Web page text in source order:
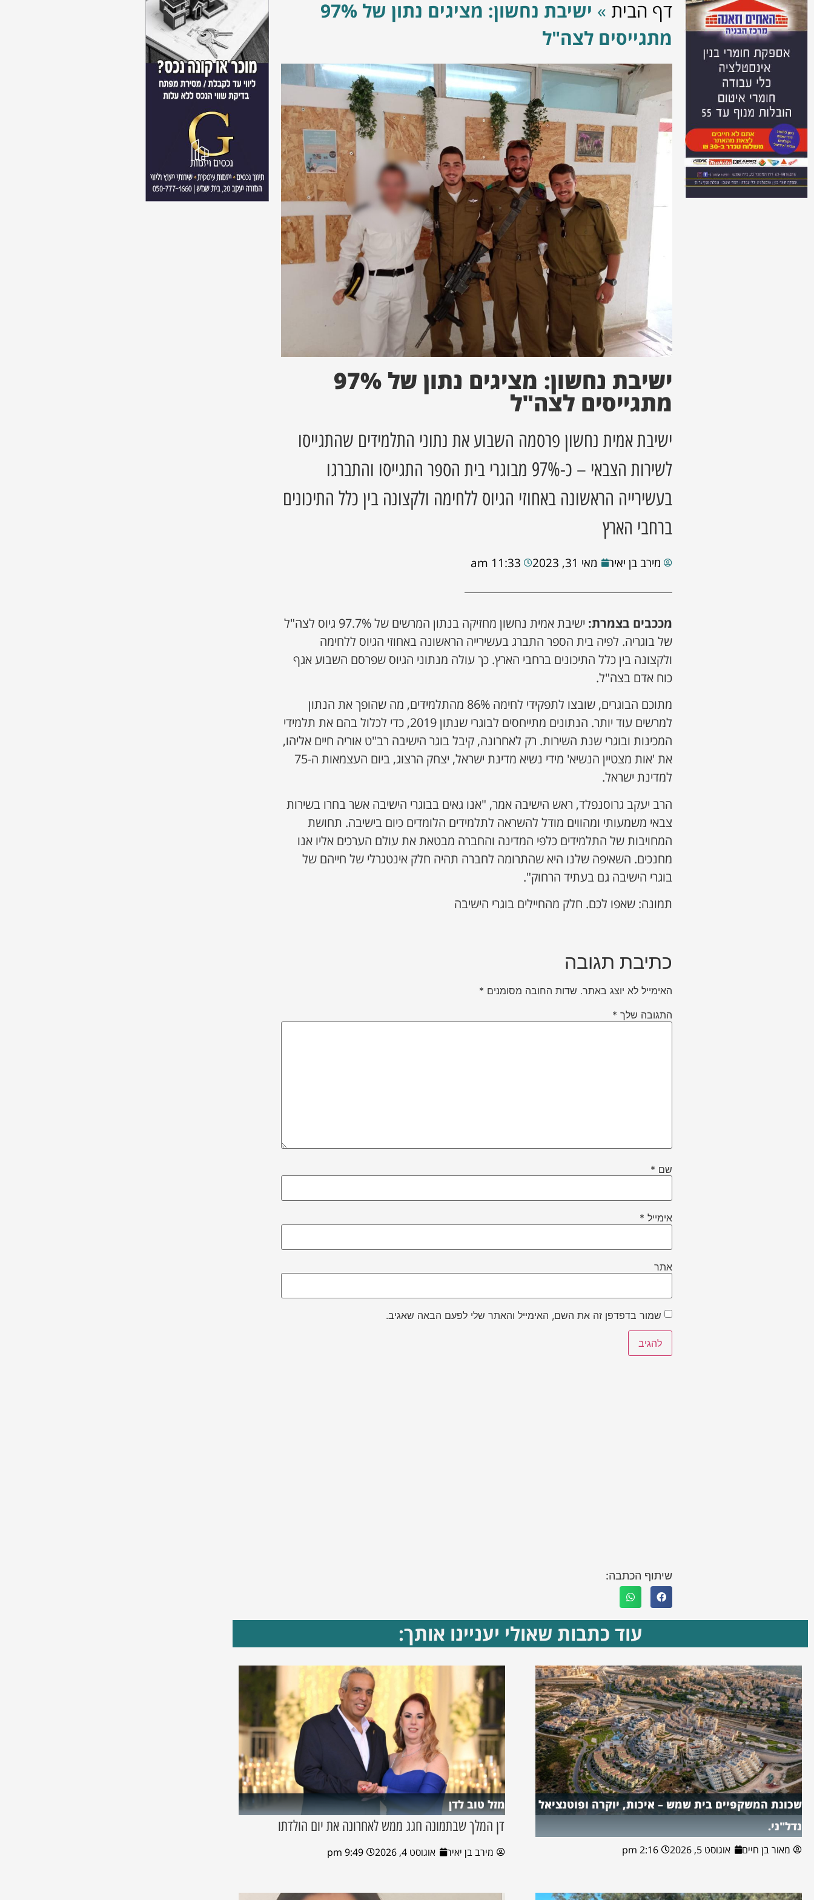
דף הבית »
ישיבת נחשון: מציגים נתון של 97%
מתגייסים לצה"ל
ישיבת נחשון: מציגים נתון של 97%
מתגייסים לצה"ל
ישיבת אמית נחשון פרסמה השבוע את נתוני התלמידים שהתגייסו
לשירות הצבאי – כ-97% מבוגרי בית הספר התגייסו והתברגו
בעשירייה הראשונה באחוזי הגיוס ללחימה ולקצונה בין כלל התיכונים
ברחבי הארץ
מירב בן יאיר מאי 31, 2023 11:33 am
מככבים בצמרת:
ישיבת אמית נחשון מחזיקה בנתון המרשים של 97.7% גיוס לצה"ל
של בוגריה. לפיה בית הספר התברג בעשירייה הראשונה באחוזי הגיוס ללחימה
ולקצונה בין כלל התיכונים ברחבי הארץ. כך עולה מנתוני הגיוס שפרסם השבוע אגף
כוח אדם בצה"ל.
מתוכם הבוגרים, שובצו לתפקידי לחימה 86% מהתלמידים, מה שהופך את הנתון
למרשים עוד יותר. הנתונים מתייחסים לבוגרי שנתון 2019, כדי לכלול בהם את תלמידי
המכינות ובוגרי שנת השירות. רק לאחרונה, קיבל בוגר הישיבה רב"ט אוריה חיים אליהו,
את 'אות מצטיין הנשיא' מידי נשיא מדינת ישראל, יצחק הרצוג, ביום העצמאות ה-75
למדינת ישראל.
הרב יעקב גרוסנפלד, ראש הישיבה אמר, "אנו גאים בבוגרי הישיבה אשר בחרו בשירות
צבאי משמעותי ומהווים מודל להשראה לתלמידים הלומדים כיום בישיבה. תחושת
המחויבות של התלמידים כלפי המדינה והחברה מבטאת את עולם הערכים אליו אנו
מחנכים. השאיפה שלנו היא שהתרומה לחברה תהיה חלק אינטגרלי של חייהם של
בוגרי הישיבה גם בעתיד הרחוק".
תמונה: שאפו לכם. חלק מהחיילים בוגרי הישיבה
כתיבת תגובה
האימייל לא יוצג באתר. שדות החובה מסומנים *
התגובה שלך *
שם *
אימייל *
אתר
שמור בדפדפן זה את השם, האימייל והאתר שלי לפעם הבאה שאגיב.
שיתוף הכתבה:
עוד כתבות שאולי יעניינו אותך:
שכונת המשקפיים בית שמש – איכות, יוקרה ופוטנציאל
נדל"ני.
מאור בן חיים אוגוסט 5, 2026 2:16 pm
מזל טוב לדן
דן המלך שבתמונה חגג ממש לאחרונה את יום הולדתו
מירב בן יאיר אוגוסט 4, 2026 9:49 pm